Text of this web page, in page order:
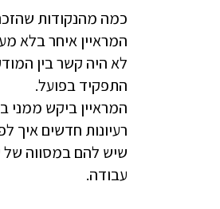
כמה מהנקודות
המראיין איחר בלא
לא היה קשר בין
התפקיד בפועל.
המראיין ביקש ממני
רעיונות חדשים איך
שיש להם במסווה של
עבודה.